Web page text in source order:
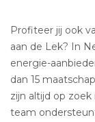
Profiteer jij ook
aan de Lek? In
energie-
dan 15
zijn altijd op
team